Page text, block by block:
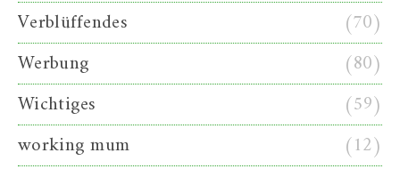
Verblüffendes
(70)
Werbung
(80)
Wichtiges
(59)
working mum
(12)